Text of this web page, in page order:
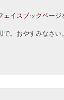
ェイスブックページ
。おやすみなさい。